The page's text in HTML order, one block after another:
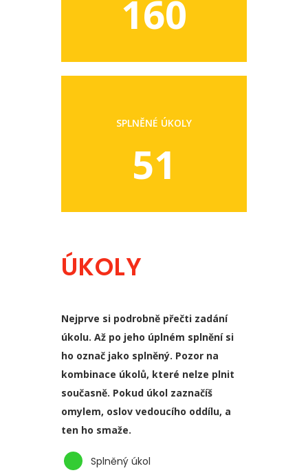
160
SPLNĚNÉ ÚKOLY
51
ÚKOLY
Nejprve si podrobně přečti zadání
úkolu. Až po jeho úplném splnění si
ho označ jako splněný. Pozor na
kombinace úkolů, které nelze plnit
současně. Pokud úkol zaznačíš
omylem, oslov vedoucího oddílu, a
ten ho smaže.
Splněný úkol